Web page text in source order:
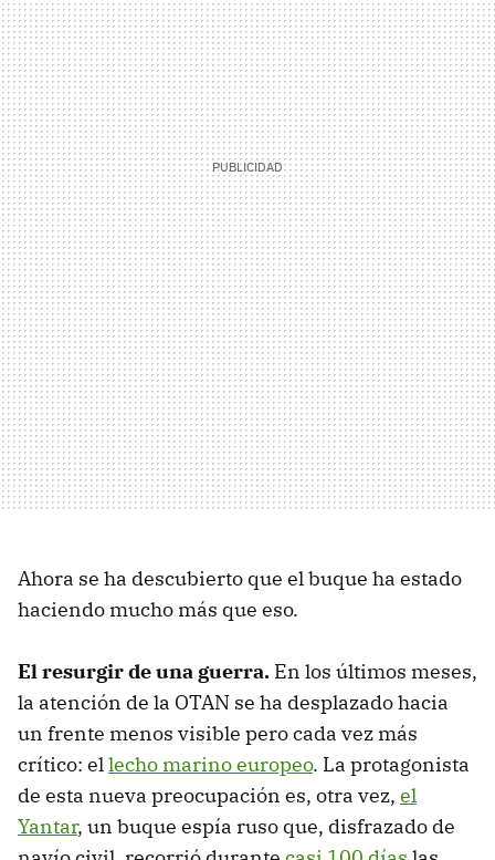
Ahora se ha descubierto que el buque ha estado
haciendo mucho más que eso.
El resurgir de una guerra. En los últimos meses,
la atención de la OTAN se ha desplazado hacia
un frente menos visible pero cada vez más
crítico: ellecho marino europeo. La protagonista
de esta nueva preocupación es, otra vez, el
Yantar, un buque espía ruso que, disfrazado de